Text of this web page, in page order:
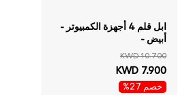
ابل قلم 4 أجهزة الكمبيوتر -
أبيض -
KWD 10.700
KWD 7.900
خصم 27%